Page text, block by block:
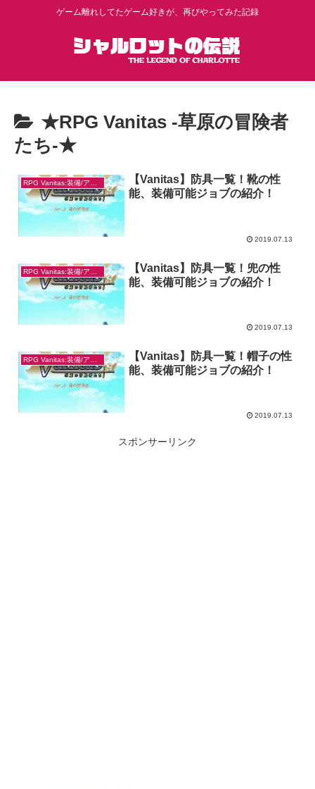
ゲーム離れしてたゲーム好きが、再びやってみた記録
★RPG Vanitas -草原の冒険者
たち-★
RPG Vanitas:装備/アイテム
【Vanitas】防具一覧！靴の性
能、装備可能ジョブの紹介！
2019.07.13
【Vanitas】防具一覧！兜の性
能、装備可能ジョブの紹介！
2019.07.13
【Vanitas】防具一覧！帽子の性
能、装備可能ジョブの紹介！
2019.07.13
スポンサーリンク